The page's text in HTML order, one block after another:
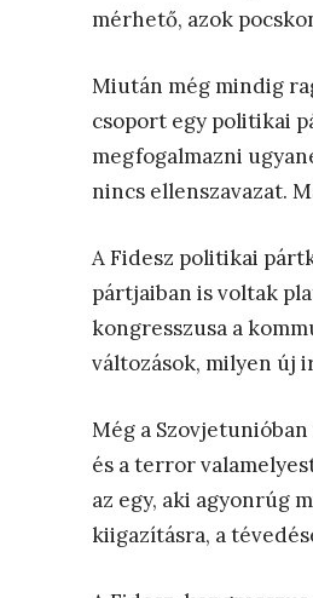
mérhető, azok
Miután még mindig
csoport egy politikai
megfogalmazni
nincs ellenszavazat.
A Fidesz politikai
pártjaiban is voltak
kongresszusa a
változások, milyen új
Még a
és a terror
az egy, aki agyonrúg
kiigazításra, a